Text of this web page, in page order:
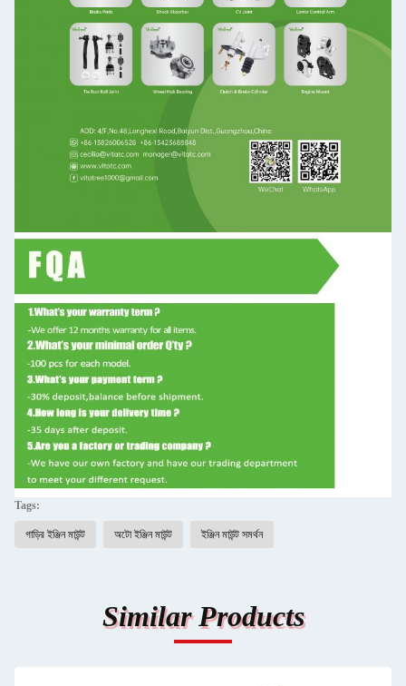
Tags:
গাড়ির ইঞ্জিন মাউন্ট অটো ইঞ্জিন মাউন্ট ইঞ্জিন মাউন্ট সমর্থন
Similar Products